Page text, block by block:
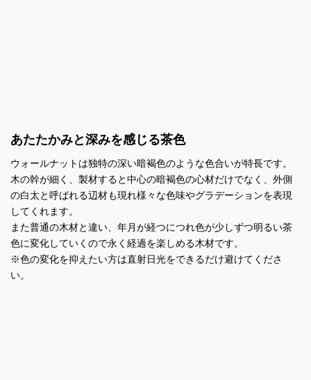
あたたかみと深みを感じる茶色
ウォールナットは独特の深い暗褐色のような色合いが特長です。
木の幹が細く、製材すると中心の暗褐色の心材だけでなく、外側
の白太と呼ばれる辺材も現れ様々な色味やグラデーションを表現
してくれます。
また普通の木材と違い、年月が経つにつれ色が少しずつ明るい茶
色に変化していくので永く経過を楽しめる木材です。
※色の変化を抑えたい方は直射日光をできるだけ避けてくださ
い。